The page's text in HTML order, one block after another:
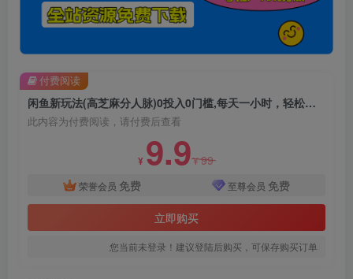
闲鱼新玩法(高芝麻分人脉)0投入0门槛,每天一小时，轻松月入过万【揭秘】
此内容为付费阅读，请付费后查看
¥ 9.9¥99
荣誉会员 免费 至尊会员 免费
立即购买
您当前未登录！建议登陆后购买，可保存购买订单
付费阅读